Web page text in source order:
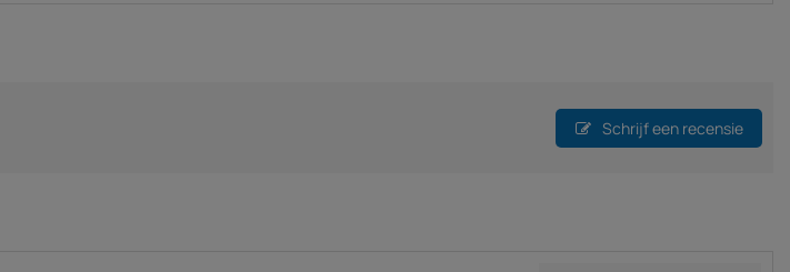
Schrijf een recensie